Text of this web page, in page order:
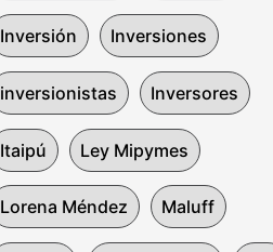
Inversión Inversiones
inversionistas Inversores
Itaipú Ley Mipymes
Lorena Méndez Maluff